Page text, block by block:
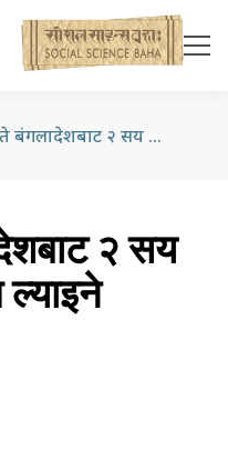
जेठ ३२ गते बंगलादेशबाट २ सय ६५ जनालाई नेपाल ल्याइने
२ सय